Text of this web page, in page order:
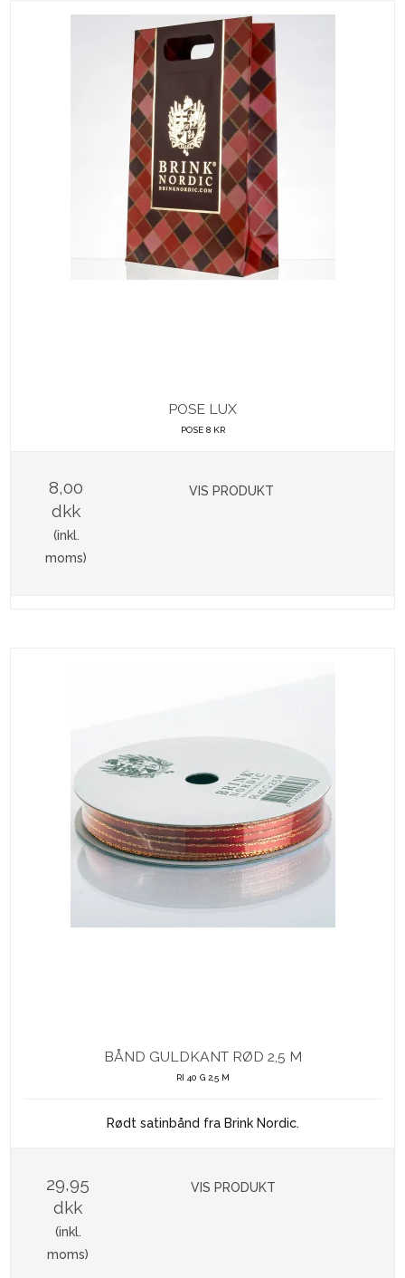
POSE LUX
POSE 8 KR
8,00
dkk
(inkl.
moms)
VIS PRODUKT
BÅND GULDKANT RØD 2,5 M
RI 40 G 2,5 M
Rødt satinbånd fra Brink Nordic.
29,95
dkk
(inkl.
moms)
VIS PRODUKT